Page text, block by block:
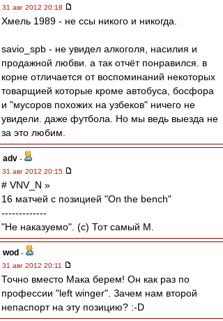
31 авг 2012 20:18
Хмель 1989 - не ссы никого и никогда.
savio_spb - не увидел алкоголя, насилия и
продажной любви. а так отчёт понравился. в
корне отличается от воспоминаний некоторых
товарщией которые кроме автобуса, босфора
и "мусоров похожих на узбеков" ничего не
увидели. даже футбола. Но мы ведь выезда не
за это любим.
adv -
31 авг 2012 20:15
# VNV_N »
16 матчей с позицией "On the bench"
-------------
"Не наказуемо". (с) Тот самый М.
wod -
31 авг 2012 20:11
Точно вместо Мака берем! Он как раз по
профессии "left winger". Зачем нам второй
непаспорт на эту позицию? :-D